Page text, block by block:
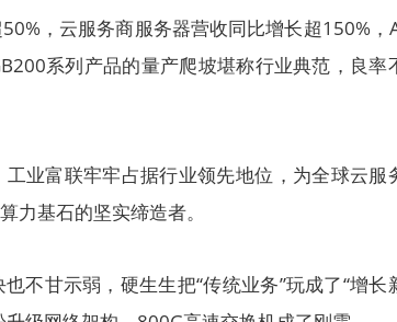
，云服务商服务器营收同比增长超150%，
系列产品的量产爬坡堪称行业典范，良率
业富联牢牢占据行业领先地位，为全球云服
力基石的坚实缔造者。
不甘示弱，硬生生把“传统业务”玩成了“增长